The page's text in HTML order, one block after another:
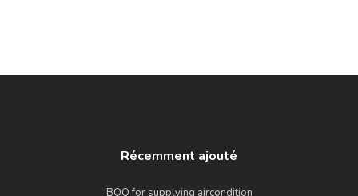
Récemment ajouté
BOQ for supplying aircondition